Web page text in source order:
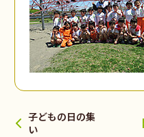
子どもの日の集
い